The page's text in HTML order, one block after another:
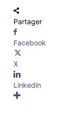
Partager
Facebook
X
Linkedin